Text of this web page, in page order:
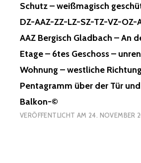
Schutz – weißmagisch
DZ-AAZ-ZZ-LZ-SZ-TZ-VZ-OZ-
AAZ Bergisch Gladbach – An
Etage – 6tes Geschoss –
Wohnung – westliche
Pentagramm über der Tür
Balkon-©
VERÖFFENTLICHT AM 24. NOVEMBER